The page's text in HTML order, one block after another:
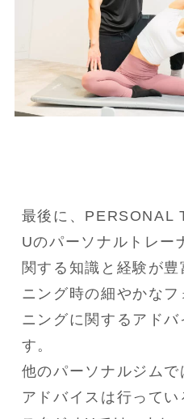
最後に、PERSONAL
Uのパーソナルトレー
関する知識と経験が
ニング時の細やかな
ニングに関するアドバ
す。
他のパーソナルジム
アドバイスは行ってい